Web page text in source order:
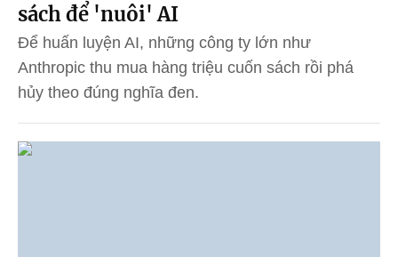
sách để 'nuôi' AI
Để huấn luyện AI, những công ty lớn như
Anthropic thu mua hàng triệu cuốn sách rồi phá
hủy theo đúng nghĩa đen.